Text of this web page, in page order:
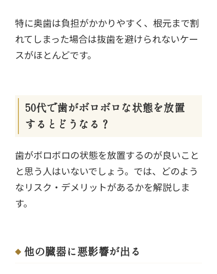
特に奥歯は負担がかかりやすく、根元まで割
れてしまった場合は抜歯を避けられないケー
スがほとんどです。
50代で歯がボロボロな状態を放置
するとどうなる？
歯がボロボロの状態を放置するのが良いこと
と思う人はいないでしょう。では、どのよう
なリスク・デメリットがあるかを解説しま
す。
他の臓器に悪影響が出る